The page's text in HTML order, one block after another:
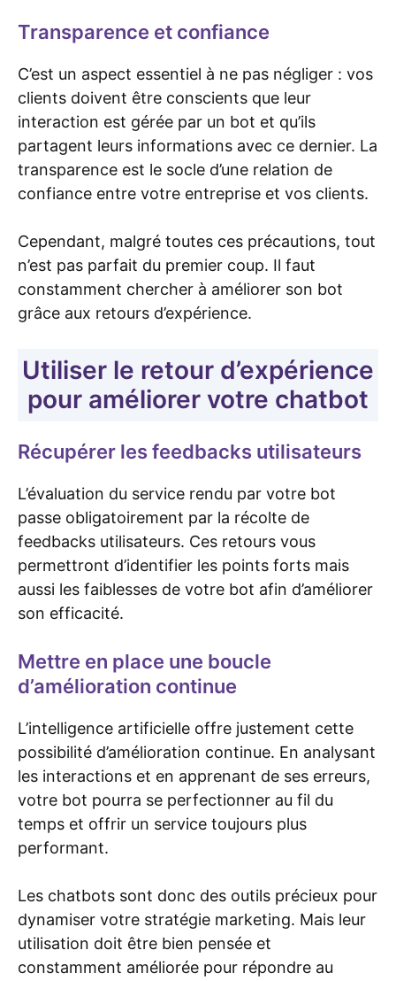
Transparence et confiance
C’est un aspect essentiel à ne pas négliger : vos
clients doivent être conscients que leur
interaction est gérée par un bot et qu’ils
partagent leurs informations avec ce dernier. La
transparence est le socle d’une relation de
confiance entre votre entreprise et vos clients.
Cependant, malgré toutes ces précautions, tout
n’est pas parfait du premier coup. Il faut
constamment chercher à améliorer son bot
grâce aux retours d’expérience.
Utiliser le retour d’expérience
pour améliorer votre chatbot
Récupérer les feedbacks utilisateurs
L’évaluation du service rendu par votre bot
passe obligatoirement par la récolte de
feedbacks utilisateurs. Ces retours vous
permettront d’identifier les points forts mais
aussi les faiblesses de votre bot afin d’améliorer
son efficacité.
Mettre en place une boucle
d’amélioration continue
L’intelligence artificielle offre justement cette
possibilité d’amélioration continue. En analysant
les interactions et en apprenant de ses erreurs,
votre bot pourra se perfectionner au fil du
temps et offrir un service toujours plus
performant.
Les chatbots sont donc des outils précieux pour
dynamiser votre stratégie marketing. Mais leur
utilisation doit être bien pensée et
constamment améliorée pour répondre au